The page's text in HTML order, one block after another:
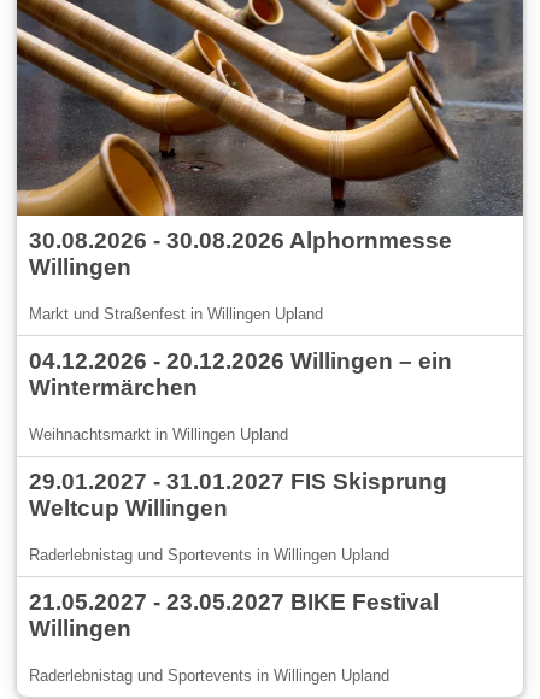
30.08.2026 - 30.08.2026 Alphornmesse
Willingen
Markt und Straßenfest in Willingen Upland
04.12.2026 - 20.12.2026 Willingen – ein
Wintermärchen
Weihnachtsmarkt in Willingen Upland
29.01.2027 - 31.01.2027 FIS Skisprung
Weltcup Willingen
Raderlebnistag und Sportevents in Willingen Upland
21.05.2027 - 23.05.2027 BIKE Festival
Willingen
Raderlebnistag und Sportevents in Willingen Upland